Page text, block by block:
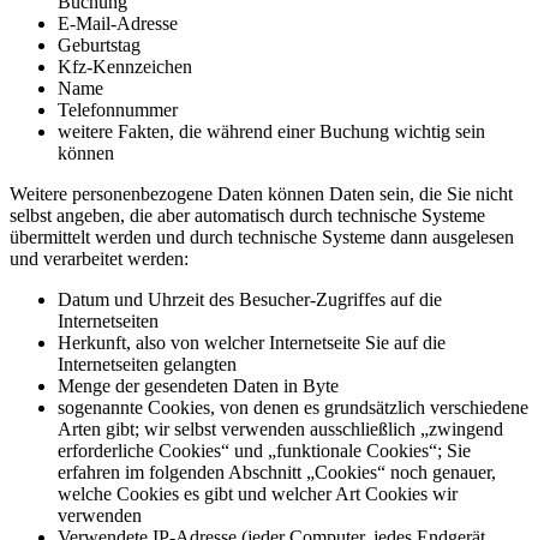
E-Mail-Adresse
Geburtstag
Kfz-Kennzeichen
Name
Telefonnummer
weitere Fakten, die während einer Buchung wichtig sein
können
Weitere personenbezogene Daten können Daten sein, die Sie nicht
selbst angeben, die aber automatisch durch technische Systeme
übermittelt werden und durch technische Systeme dann ausgelesen
und verarbeitet werden:
Datum und Uhrzeit des Besucher-Zugriffes auf die
Internetseiten
Herkunft, also von welcher Internetseite Sie auf die
Internetseiten gelangten
Menge der gesendeten Daten in Byte
sogenannte Cookies, von denen es grundsätzlich verschiedene
Arten gibt; wir selbst verwenden ausschließlich „zwingend
erforderliche Cookies“ und „funktionale Cookies“; Sie
erfahren im folgenden Abschnitt „Cookies“ noch genauer,
welche Cookies es gibt und welcher Art Cookies wir
verwenden